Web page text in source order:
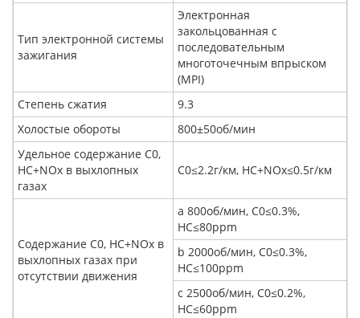
Тип электронной системы
зажигания
Электронная
закольцованная с
последовательным
многоточечным впрыском
(MPI)
Степень сжатия
9.3
Холостые обороты
800±50об/мин
Удельное содержание C0,
HC+NOx в выхлопных
газах
C0≤2.2г/км, HC+NOx≤0.5г/км
Содержание C0, HC+NOx в
выхлопных газах при
отсутствии движения
a 800об/мин, C0≤0.3%,
HC≤80ppm
b 2000об/мин, C0≤0.3%,
HC≤100ppm
c 2500об/мин, C0≤0.2%,
HC≤60ppm